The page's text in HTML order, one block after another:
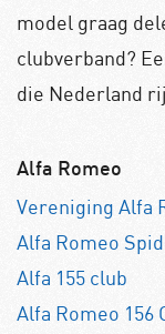
model graag
clubverband?
die Nederland
Alfa Romeo
Vereniging Alfa
Alfa Romeo
Alfa 155 club
Alfa Romeo 156